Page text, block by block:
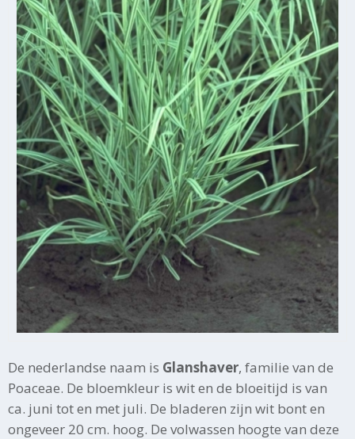
De nederlandse naam is Glanshaver, familie van de
Poaceae. De bloemkleur is wit en de bloeitijd is van
ca. juni tot en met juli. De bladeren zijn wit bont en
ongeveer 20 cm. hoog. De volwassen hoogte van deze